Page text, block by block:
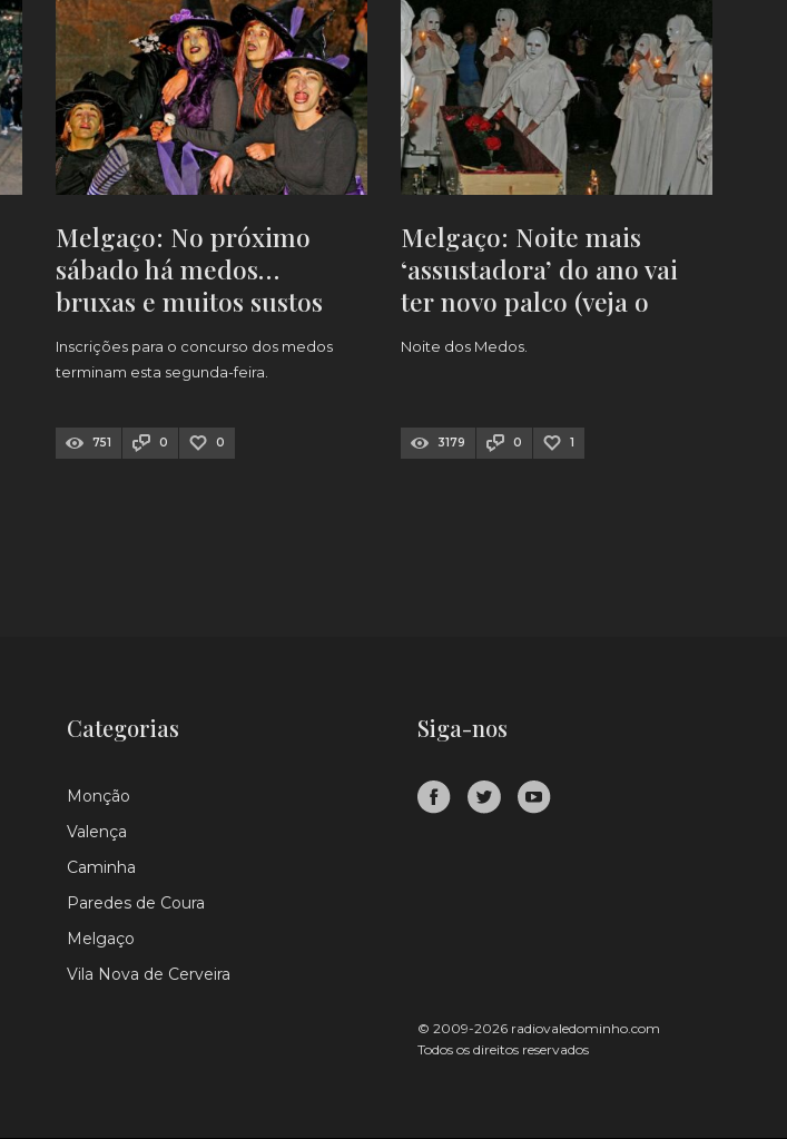
Melgaço: No próximo
sábado há medos…
bruxas e muitos sustos
Inscrições para o concurso dos medos
terminam esta segunda-feira.
751 0 0
Melgaço: Noite mais
‘assustadora’ do ano vai
ter novo palco (veja o
PROGRAMA)
Noite dos Medos.
3179 0 1
Categorias
Monção
Valença
Caminha
Paredes de Coura
Melgaço
Vila Nova de Cerveira
Siga-nos
© 2009-2026 radiovaledominho.com
Todos os direitos reservados